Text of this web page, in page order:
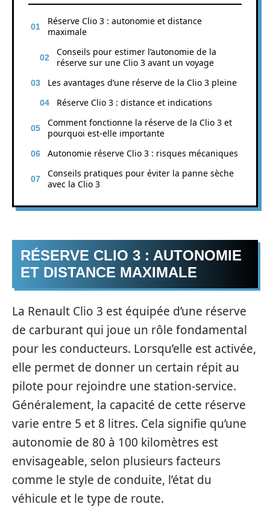
Réserve Clio 3 : autonomie et distance
maximale
Conseils pour estimer l’autonomie de la
réserve sur une Clio 3 avant un voyage
Les avantages d’une réserve de la Clio 3 pleine
Réserve Clio 3 : distance et indications
Comment fonctionne la réserve de la Clio 3 et
pourquoi est-elle importante
Autonomie réserve Clio 3 : risques mécaniques
Conseils pratiques pour éviter la panne sèche
avec la Clio 3
RÉSERVE CLIO 3 : AUTONOMIE
ET DISTANCE MAXIMALE
La Renault Clio 3 est équipée d’une réserve
de carburant qui joue un rôle fondamental
pour les conducteurs. Lorsqu’elle est activée,
elle permet de donner un certain répit au
pilote pour rejoindre une station-service.
Généralement, la capacité de cette réserve
varie entre 5 et 8 litres. Cela signifie qu’une
autonomie de 80 à 100 kilomètres est
envisageable, selon plusieurs facteurs
comme le style de conduite, l’état du
véhicule et le type de route.